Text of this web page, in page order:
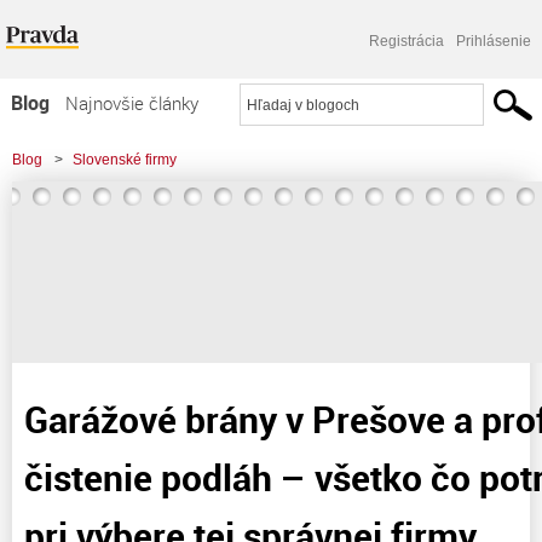
Registrácia Prihlásenie
Blog
Najnovšie články
Najčítanejšie články
Najkomentovanejšie články
Blog > Slovenské firmy
> Garážové brány v Prešove a profesionálne čistenie podláh - všetko čo
Garážové brány v Prešove a
čistenie podláh – všetko čo